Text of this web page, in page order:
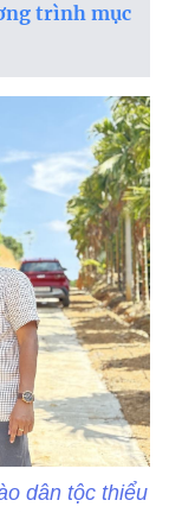
trình mục
dân tộc thiểu